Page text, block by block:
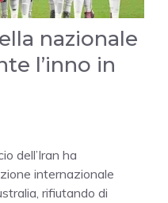
nazionale
l’inno in
dell’Iran ha
internazionale
rifiutando di